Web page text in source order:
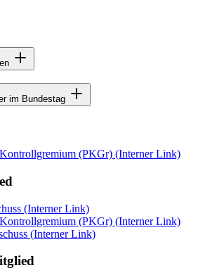
im Bundestag
Kontrollgremium (PKGr) (Interner Link)
(Interner Link)
Kontrollgremium (PKGr) (Interner Link)
(Interner Link)